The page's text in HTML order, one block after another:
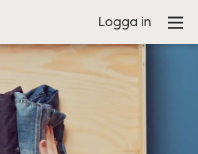
Logga in